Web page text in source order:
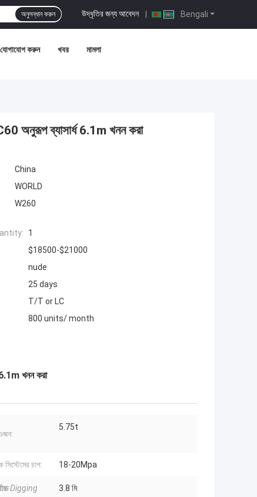
Bengali
উদ্ধৃতির জন্য আবেদন |
অনুসন্ধান করুন
যোগাযোগ করুন খবর মামলা
অনুরূপ ব্যাসার্ধ 6.1m খনন করা
China
WORLD
W260
1
$18500-$21000
nude
25 days
T/T or LC
800 units/ month
খনন করা
5.75t
সিস্টেমের চাপ: 18-20Mpa
Digging
3.8 মি